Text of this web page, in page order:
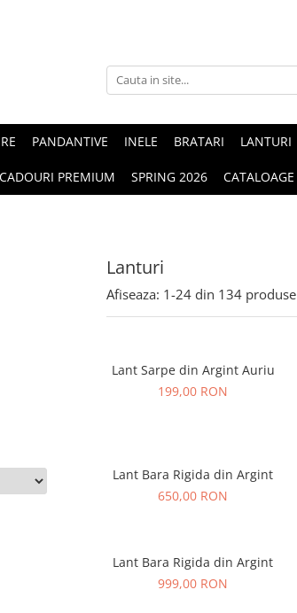
PANDANTIVE INELE BRATARI LANTURI
CADOURI PREMIUM SPRING 2026 CATALOAGE
Lanturi
Afiseaza: 1-24 din 134 produse
Lant Sarpe din Argint Auriu
199,00 RON
Lant Bara Rigida din Argint
650,00 RON
Lant Bara Rigida din Argint
999,00 RON